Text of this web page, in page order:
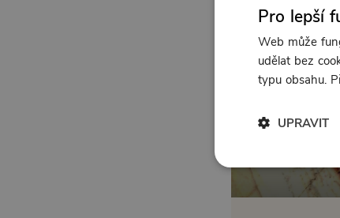
Pro lepší
Web může
udělat bez
typu obsahu.
UPRAVIT